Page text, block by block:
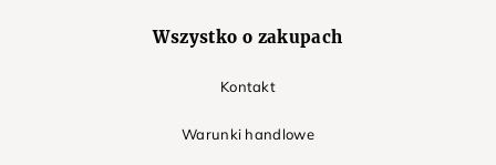
Wszystko o zakupach
Kontakt
Warunki handlowe